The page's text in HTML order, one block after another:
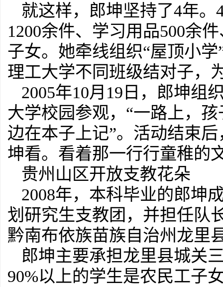
就这样，郎坤坚持了4年
1200余件、学习用品500余
子女。她牵线组织“屋顶小
理工大学不同班级结对子，
2005年10月19日，郎坤组
大学校园参观，“一路上，
边在本子上记”。活动结束
坤看。看着那一行行童稚的
贵州山区开放支教花朵
2008年，本科毕业的郎坤
划研究生支教团，并担任队
黔南布依族苗族自治州龙里
郎坤主要承担龙里县城关
90%以上的学生是农民工子